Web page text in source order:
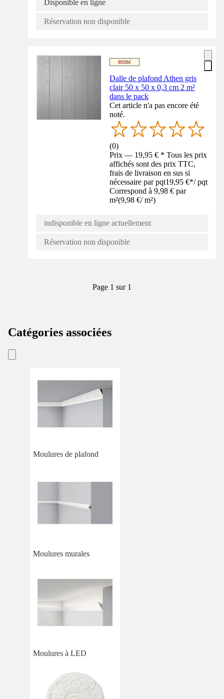
Disponible en ligne
Réservation non disponible
Dalle de plafond Athen gris
clair 50 x 50 x 0,3 cm 2 m²
dans le pack
Cet article n'a pas encore été
noté.
(0)
Prix — 19,95 € * Tous les prix
affichés sont des prix TTC,
frais de livraison en sus si
nécessaire par pqt19,95 €*/ pqt
Correspond à 9,98 € par
m²(9,98 €/ m²)
indisponible en ligne actuellement
Réservation non disponible
Page 1 sur 1
Catégories associées
Moulures de plafond
Moulures murales
Moulures à LED